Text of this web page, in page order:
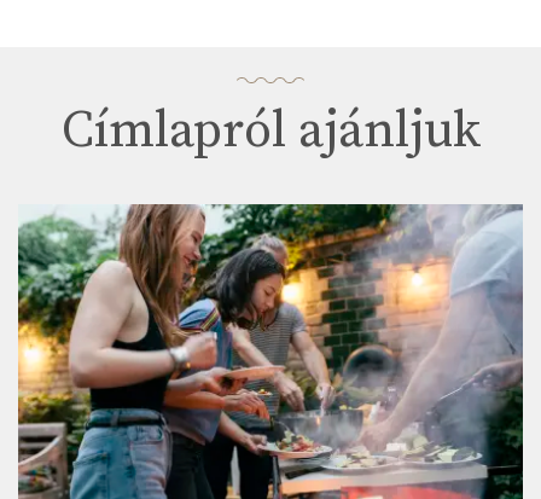
Címlapról ajánljuk